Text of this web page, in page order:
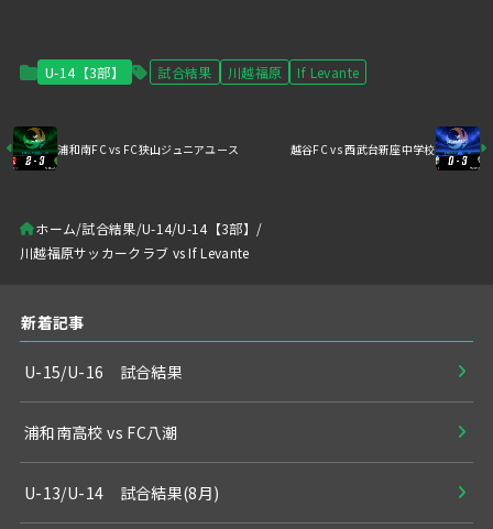
U-14【3部】 試合結果 川越福原 If Levante
浦和南FC vs FC狭山ジュニアユース 越谷FC vs 西武台新座中学校
ホーム 試合結果 U-14 U-14【3部】
川越福原サッカークラブ vs If Levante
新着記事
U-15/U-16 試合結果
浦和南高校 vs FC八潮
U-13/U-14 試合結果(8月)